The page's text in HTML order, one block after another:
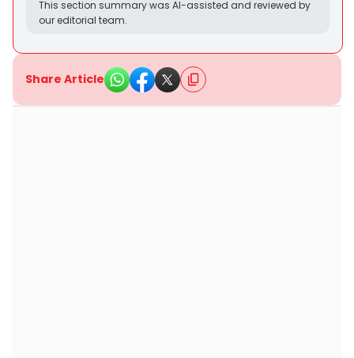
This section summary was AI-assisted and reviewed by
our editorial team.
Share Article